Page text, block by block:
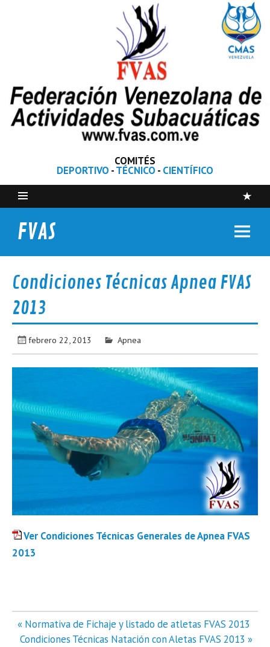
COMITÉS
DEPORTIVO -TÉCNICO - CIENTÍFICO
FVAS
Condiciones Técnicas Apnea FVAS
2013
febrero 22, 2013 Apnea
Ver Condiciones Técnicas Generales de Apnea FVAS
2013
Navegación
de
« Normativa de Fichaje y listado de atletas FVAS 2013
Condiciones Técnicas Natación con Aletas FVAS 2013 »